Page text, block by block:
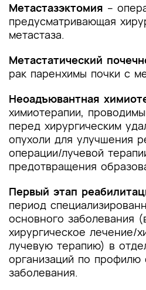
Метастазэктомия –
предусматривающая
метастаза.
Метастатический
рак паренхимы почки с
Неоадъювантная
химиотерапии,
перед хирургическим
опухоли для улучшения
операции/лучевой
предотвращения
Первый этап
период
основного заболевания
хирургическое лечение/
лучевую терапию) в
организаций по профилю
заболевания.